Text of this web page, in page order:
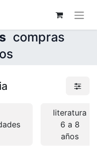
compras
literatura
6 a 8
años